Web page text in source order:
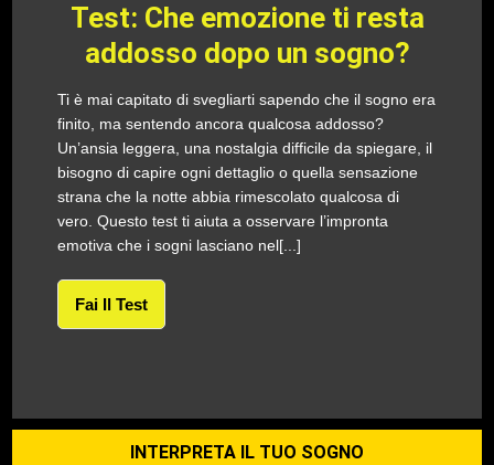
Test: Che emozione ti resta
addosso dopo un sogno?
Ti è mai capitato di svegliarti sapendo che il sogno era
finito, ma sentendo ancora qualcosa addosso?
Un’ansia leggera, una nostalgia difficile da spiegare, il
bisogno di capire ogni dettaglio o quella sensazione
strana che la notte abbia rimescolato qualcosa di
vero. Questo test ti aiuta a osservare l’impronta
emotiva che i sogni lasciano nel[...]
Fai Il Test
INTERPRETA IL TUO SOGNO